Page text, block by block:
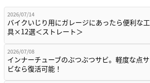
2026/07/14
バイクいじり用にガレージにあったら便利な工
具×12選＜ストレート＞
2026/07/08
インナーチューブのぶつぶつサビ。軽度な点サ
ビなら復活可能！